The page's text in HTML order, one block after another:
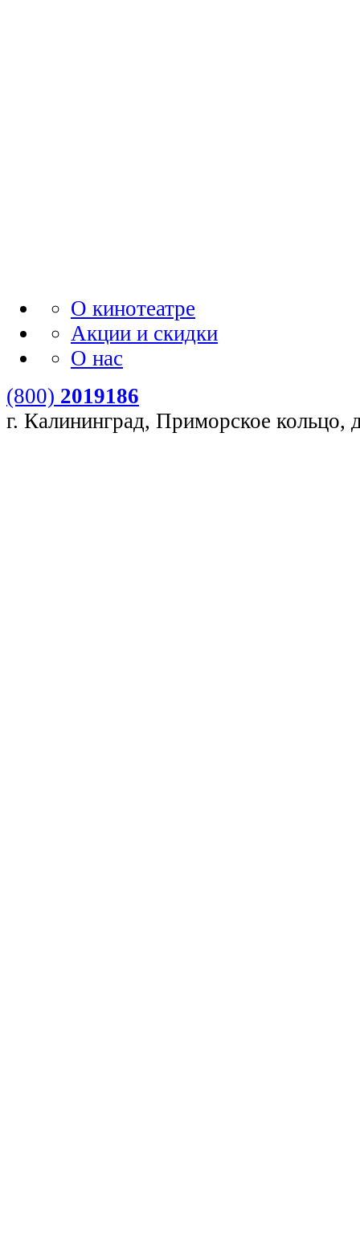
О кинотеатре
Акции и скидки
О нас
(800) 2019186
г. Калининград, Приморское